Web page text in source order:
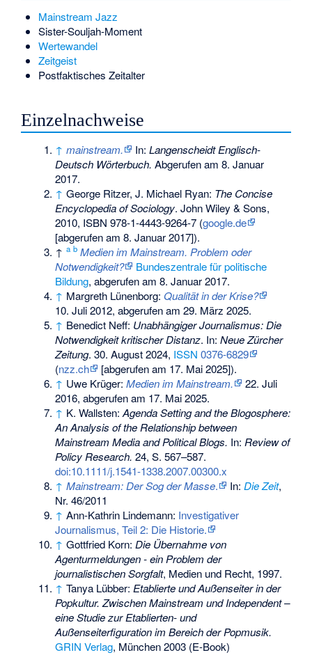
Mainstream Jazz
Sister-Souljah-Moment
Wertewandel
Zeitgeist
Postfaktisches Zeitalter
Einzelnachweise
↑ mainstream. In:Langenscheidt Englisch-
Deutsch Wörterbuch. Abgerufen am 8. Januar
2017.
↑ George Ritzer, J. Michael Ryan: The Concise
Encyclopedia of Sociology. John Wiley & Sons,
2010, ISBN 978-1-4443-9264-7 (google.de
[abgerufen am 8. Januar 2017]).
↑a b Medien im Mainstream. Problem oder
Notwendigkeit?
Bundeszentrale für politische
Bildung, abgerufen am 8. Januar 2017.
↑ Margreth Lünenborg: Qualität in der Krise?
10. Juli 2012, abgerufen am 29. März 2025.
↑ Benedict Neff: Unabhängiger Journalismus: Die
Notwendigkeit kritischer Distanz. In:Neue Zürcher
Zeitung. 30. August 2024, ISSN 0376-6829
(nzz.ch
[abgerufen am 17. Mai 2025]).
↑ Uwe Krüger:Medien im Mainstream.
22. Juli
2016, abgerufen am 17. Mai 2025.
↑ K. Wallsten:Agenda Setting and the Blogosphere:
An Analysis of the Relationship between
Mainstream Media and Political Blogs. In: Review of
Policy Research. 24, S. 567–587.
doi:10.1111/j.1541-1338.2007.00300.x
↑ Mainstream: Der Sog der Masse. In:Die Zeit,
Nr. 46/2011
↑ Ann-Kathrin Lindemann: Investigativer
Journalismus, Teil 2: Die Historie.
↑ Gottfried Korn:Die Übernahme von
Agenturmeldungen - ein Problem der
journalistischen Sorgfalt, Medien und Recht, 1997.
↑ Tanya Lübber: Etablierte und Außenseiter in der
Popkultur. Zwischen Mainstream und Independent –
eine Studie zur Etablierten- und
Außenseiterfiguration im Bereich der Popmusik.
GRIN Verlag, München 2003 (E-Book)